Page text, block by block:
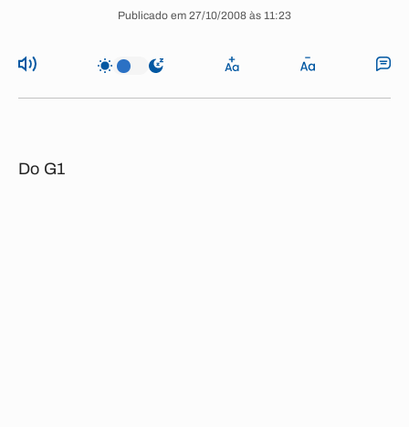
Publicado em 27/10/2008 às 11:23
Do G1